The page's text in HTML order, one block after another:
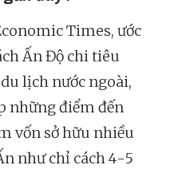
Times, ước
Ấn Độ chi tiêu
lịch nước ngoài,
những điểm đến
vốn sở hữu nhiều
như chỉ cách 4-5